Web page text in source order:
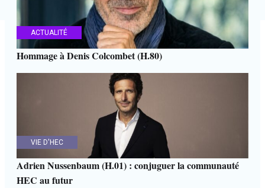
ACTUALITÉ
Hommage à Denis Colcombet (H.80)
VIE D'HEC
Adrien Nussenbaum (H.01) : conjuguer la communauté
HEC au futur